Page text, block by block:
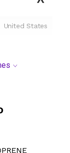
United States